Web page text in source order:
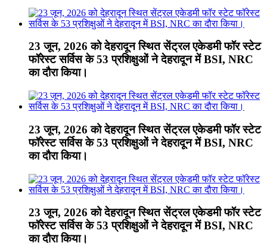
23 जून, 2026 को देहरादून स्थित सेंट्रल एकेडमी फॉर स्टेट
फॉरेस्ट सर्विस के 53 प्रशिक्षुओं ने देहरादून में BSI, NRC
का दौरा किया।
23 जून, 2026 को देहरादून स्थित सेंट्रल एकेडमी फॉर स्टेट
फॉरेस्ट सर्विस के 53 प्रशिक्षुओं ने देहरादून में BSI, NRC
का दौरा किया।
23 जून, 2026 को देहरादून स्थित सेंट्रल एकेडमी फॉर स्टेट
फॉरेस्ट सर्विस के 53 प्रशिक्षुओं ने देहरादून में BSI, NRC
का दौरा किया।